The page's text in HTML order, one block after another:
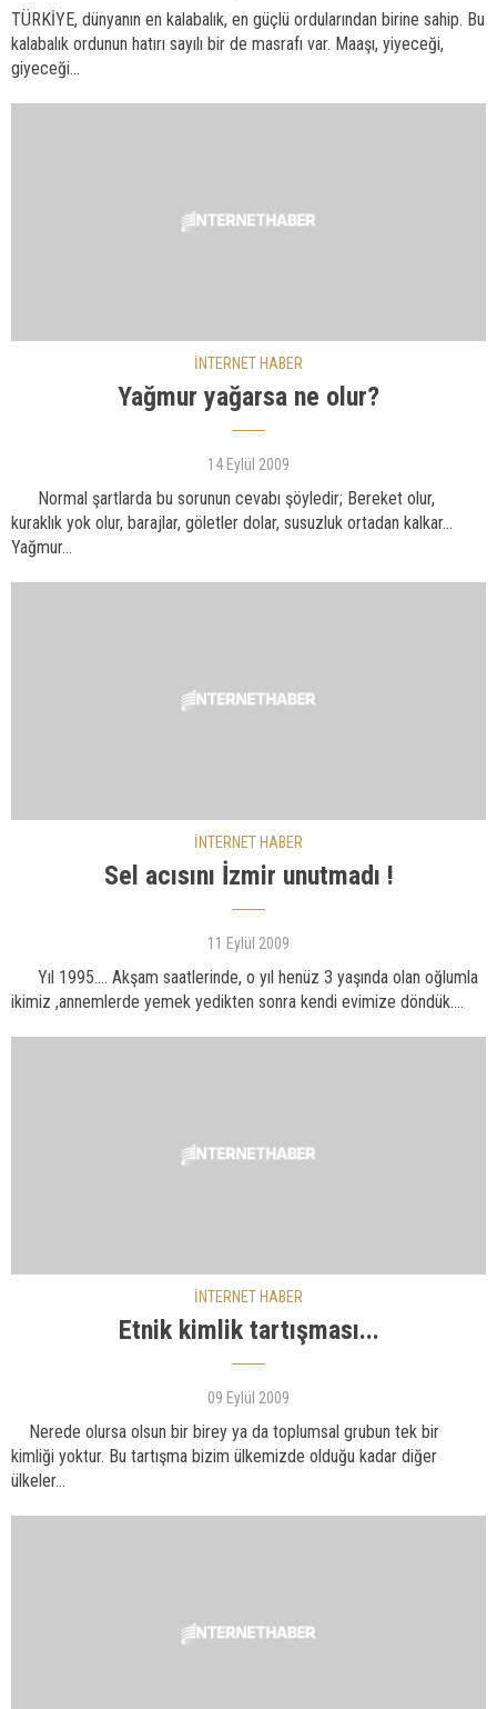
TÜRKİYE, dünyanın en kalabalık, en güçlü ordularından birine sahip. Bu
kalabalık ordunun hatırı sayılı bir de masrafı var. Maaşı, yiyeceği,
giyeceği...
İNTERNET HABER
Yağmur yağarsa ne olur?
14 Eylül 2009
Normal şartlarda bu sorunun cevabı şöyledir; Bereket olur,
kuraklık yok olur, barajlar, göletler dolar, susuzluk ortadan kalkar...
Yağmur...
İNTERNET HABER
Sel acısını İzmir unutmadı !
11 Eylül 2009
Yıl 1995…. Akşam saatlerinde, o yıl henüz 3 yaşında olan oğlumla
ikimiz ,annemlerde yemek yedikten sonra kendi evimize döndük....
İNTERNET HABER
Etnik kimlik tartışması...
09 Eylül 2009
Nerede olursa olsun bir birey ya da toplumsal grubun tek bir
kimliği yoktur. Bu tartışma bizim ülkemizde olduğu kadar diğer
ülkeler...